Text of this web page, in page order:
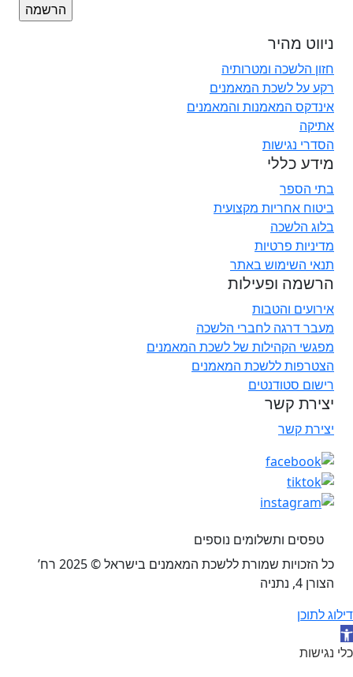
ניווט מהיר
חזון הלשכה ומטרותיה
רקע על לשכת המאמנים
אינדקס המאמנות והמאמנים
אתיקה
הסדרי נגישות
מידע כללי
בתי הספר
ביטוח אחריות מקצועית
בלוג הלשכה
מדיניות פרטיות
תנאי השימוש באתר
הרשמה ופעילות
אירועים והטבות
מעבר דרגה לחברי הלשכה
מפגשי הקהילות של לשכת המאמנים
הצטרפות ללשכת המאמנים
רישום סטודנטים
יצירת קשר
יצירת קשר
טפסים ותשלומים נוספים
כל הזכויות שמורת ללשכת המאמנים בישראל © 2025 רח’
הצורן 4, נתניה
דילוג לתוכן
פתח סרגל נגישות
כלי נגישות